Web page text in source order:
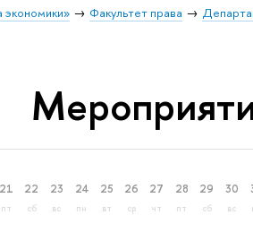
экономики» Факультет права
21
пт
22
сб
23
вс
24
пн
25
вт
26
ср
27
чт
28
пт
29
сб
30
вс